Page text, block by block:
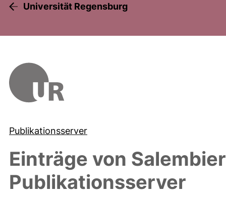
Universität Regensburg
Publikationsserver
Einträge von
Publikationsserver